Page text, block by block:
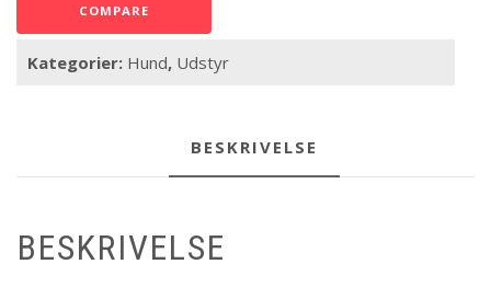
COMPARE
Kategorier: Hund, Udstyr
BESKRIVELSE
BESKRIVELSE